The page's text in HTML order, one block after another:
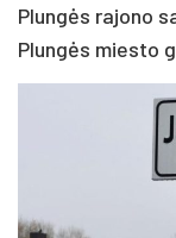
Plungės rajono
Plungės miesto